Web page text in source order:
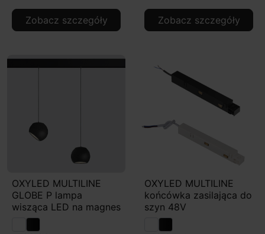
Zobacz szczegóły Zobacz szczegóły
OXYLED MULTILINE
GLOBE P lampa
wisząca LED na magnes
OXYLED MULTILINE
końcówka zasilająca do
szyn 48V